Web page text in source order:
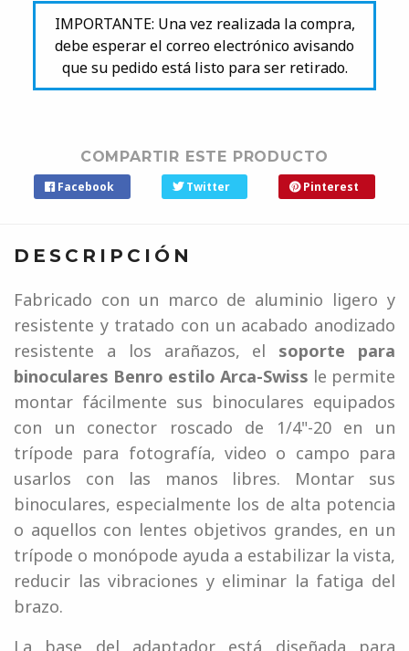
IMPORTANTE: Una vez realizada la compra,
debe esperar el correo electrónico avisando
que su pedido está listo para ser retirado.
COMPARTIR ESTE PRODUCTO
Facebook Twitter Pinterest
DESCRIPCIÓN
Fabricado con un marco de aluminio ligero y
resistente y tratado con un acabado anodizado
resistente a los arañazos, el soporte para
binoculares Benro estilo Arca-Swiss le permite
montar fácilmente sus binoculares equipados
con un conector roscado de 1/4"-20 en un
trípode para fotografía, video o campo para
usarlos con las manos libres. Montar sus
binoculares, especialmente los de alta potencia
o aquellos con lentes objetivos grandes, en un
trípode o monópode ayuda a estabilizar la vista,
reducir las vibraciones y eliminar la fatiga del
brazo.